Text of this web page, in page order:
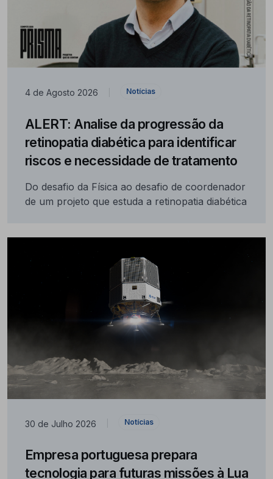
4 de Agosto 2026 Notícias
ALERT: Analise da progressão da
retinopatia diabética para identificar
riscos e necessidade de tratamento
Do desafio da Física ao desafio de coordenador
de um projeto que estuda a retinopatia diabética
30 de Julho 2026 Notícias
Empresa portuguesa prepara
tecnologia para futuras missões à Lua